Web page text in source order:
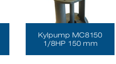
Kylpump MC8150
1/8HP 150 mm